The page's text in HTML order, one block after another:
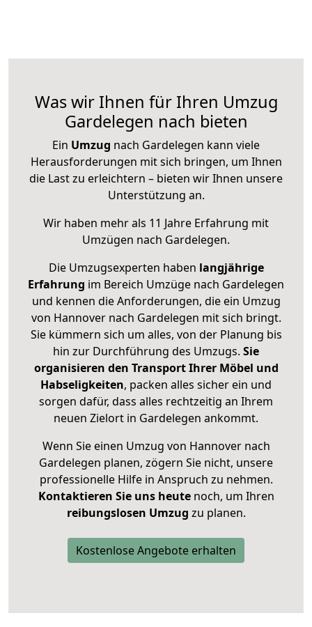
Was wir Ihnen für Ihren Umzug
Gardelegen nach bieten
Ein Umzug nach Gardelegen kann viele
Herausforderungen mit sich bringen, um Ihnen
die Last zu erleichtern – bieten wir Ihnen unsere
Unterstützung an.
Wir haben mehr als 11 Jahre Erfahrung mit
Umzügen nach Gardelegen.
Die Umzugsexperten haben langjährige
Erfahrung im Bereich Umzüge nach Gardelegen
und kennen die Anforderungen, die ein Umzug
von Hannover nach Gardelegen mit sich bringt.
Sie kümmern sich um alles, von der Planung bis
hin zur Durchführung des Umzugs. Sie
organisieren den Transport Ihrer Möbel und
Habseligkeiten, packen alles sicher ein und
sorgen dafür, dass alles rechtzeitig an Ihrem
neuen Zielort in Gardelegen ankommt.
Wenn Sie einen Umzug von Hannover nach
Gardelegen planen, zögern Sie nicht, unsere
professionelle Hilfe in Anspruch zu nehmen.
Kontaktieren Sie uns heutenoch, um Ihren
reibungslosen Umzug zu planen.
Kostenlose Angebote erhalten